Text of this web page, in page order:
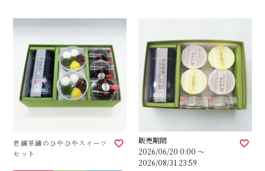
老舗茶舗のひやひやスイーツ
セット
販売期間
2026/06/20 0:00 〜
2026/08/31 23:59